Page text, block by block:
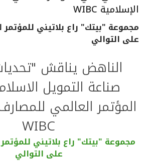
القنوات المصرفية
أدوات وخدمات
خدمات ما بعد البيع
اتصل بنا
مواقع الفروع وأجهزة الصرف الآلي
الإسلامية WIBC
مجموعة "بيتك" راع بلاتيني
على التوالي
الناهض يناقش
صناعة التمويل
المؤتمر العالمي
WIBC
مجموعة "بيتك" راع بلاتيني
على التوالي